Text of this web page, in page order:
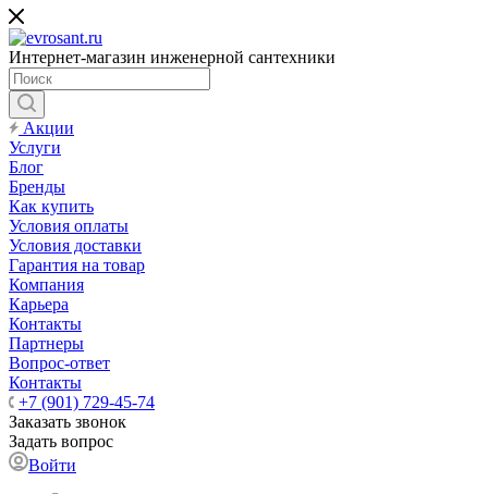
Интернет-магазин инженерной сантехники
Акции
Услуги
Блог
Бренды
Как купить
Условия оплаты
Условия доставки
Гарантия на товар
Компания
Карьера
Контакты
Партнеры
Вопрос-ответ
Контакты
+7 (901) 729-45-74
Заказать звонок
Задать вопрос
Войти